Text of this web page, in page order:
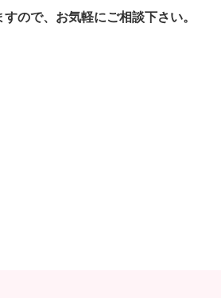
ので、お気軽にご相談下さい。